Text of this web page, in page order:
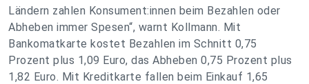
Ländern zahlen Konsument:innen beim Bezahlen oder
Abheben immer Spesen“, warnt Kollmann. Mit
Bankomatkarte kostet Bezahlen im Schnitt 0,75
Prozent plus 1,09 Euro, das Abheben 0,75 Prozent plus
1,82 Euro. Mit Kreditkarte fallen beim Einkauf 1,65